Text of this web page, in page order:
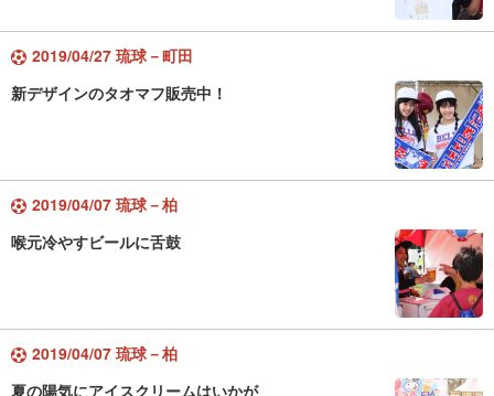
2019/04/27 琉球－町田
新デザインのタオマフ販売中！
2019/04/07 琉球－柏
喉元冷やすビールに舌鼓
2019/04/07 琉球－柏
夏の陽気にアイスクリームはいかが